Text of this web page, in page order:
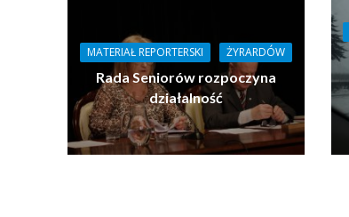
MATERIAŁ REPORTERSKI ŻYRARDÓW
Rada Seniorów rozpoczyna
działalność